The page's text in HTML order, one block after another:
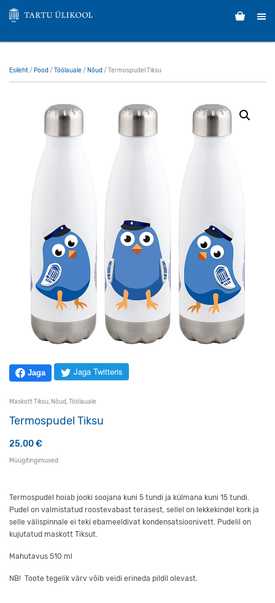
Esileht/ Pood / Töölauale / Nõud / Termospudel Tiksu
Jaga Jaga Twitteris
Maskott Tiksu, Nõud,Töölauale
Termospudel Tiksu
25,00€
Müügitingimused
Termospudel hoiab jooki soojana kuni 5 tundi ja külmana kuni 15 tundi.
Pudel on valmistatud roostevabast terasest, sellel on lekkekindel kork ja
selle välispinnale ei teki ebameeldivat kondensatsioonivett. Pudelil on
kujutatud maskott Tiksut.
Mahutavus 510 ml
NB! Toote tegelik värv võib veidi erineda pildil olevast.